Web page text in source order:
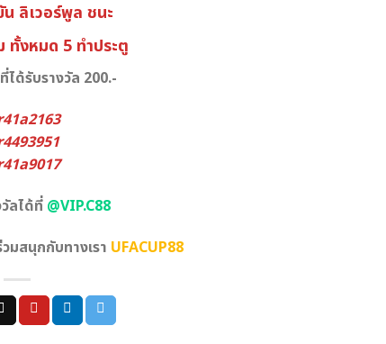
ลิเวอร์พูล ชนะ
ทั้งหมด 5 ทำประตู
ได้รับรางวัล 200.-
ลได้ที่ @VIP.C88
สนุกกับทางเรา UFACUP88